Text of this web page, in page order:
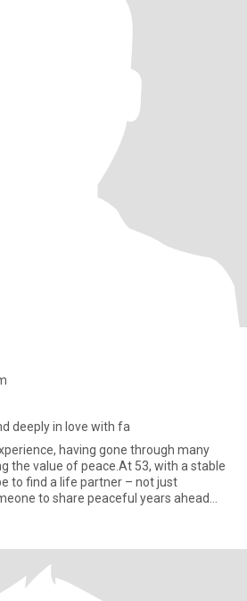
deeply in love with fa
having gone through many
the value of peace.At 53, with a stable
to find a life partner – not just
to share peaceful years ahead